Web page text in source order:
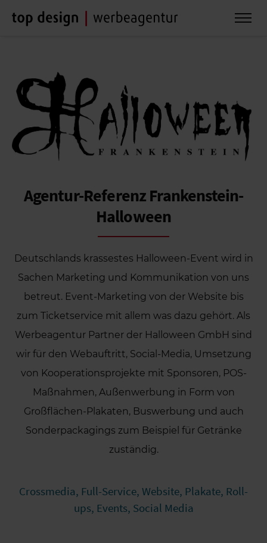
Agentur-ReferenzFrankenstein-
Halloween
Deutschlands krassestes Halloween-Event wird in
Sachen Marketing und Kommunikation von uns
betreut. Event-Marketing von der Website bis
zum Ticketservice mit allem was dazu gehört. Als
Werbeagentur Partner der Halloween GmbH sind
wir für den Webauftritt, Social-Media, Umsetzung
von Kooperationsprojekte mit Sponsoren, POS-
Maßnahmen, Außenwerbung in Form von
Großflächen-Plakaten, Buswerbung und auch
Sonderpackagings zum Beispiel für Getränke
zuständig.
Crossmedia, Full-Service, Website, Plakate, Roll-
ups, Events, Social Media